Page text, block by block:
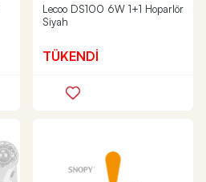
Lecoo DS100 6W 1+1 Hoparlör
Siyah
TÜKENDİ